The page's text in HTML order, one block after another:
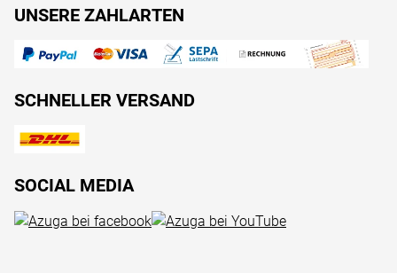
UNSERE ZAHLARTEN
SCHNELLER VERSAND
SOCIAL MEDIA